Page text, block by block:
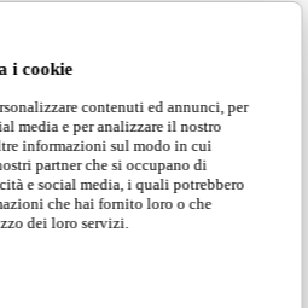
i cookie
contenuti ed annunci, per
media e per analizzare il nostro
informazioni sul modo in cui
partner che si occupano di
e social media, i quali potrebbero
che hai fornito loro o che
dei loro servizi.